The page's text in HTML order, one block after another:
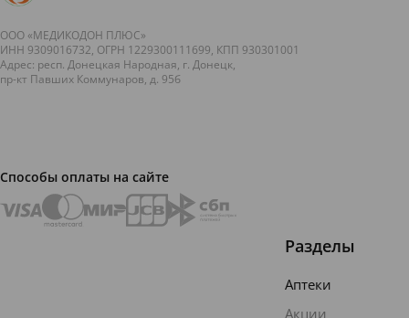
ООО «МЕДИКОДОН ПЛЮС»
ИНН 9309016732, ОГРН 1229300111699, КПП 930301001
Адрес: респ. Донецкая Народная, г. Донецк,
пр-кт Павших Коммунаров, д. 95б
Способы оплаты на сайте
Разделы
Аптеки
Акции